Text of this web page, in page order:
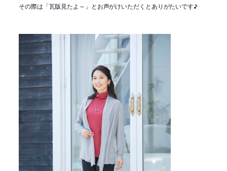
その際は「瓦版見たよ～」とお声がけいただくとありがたいです♪